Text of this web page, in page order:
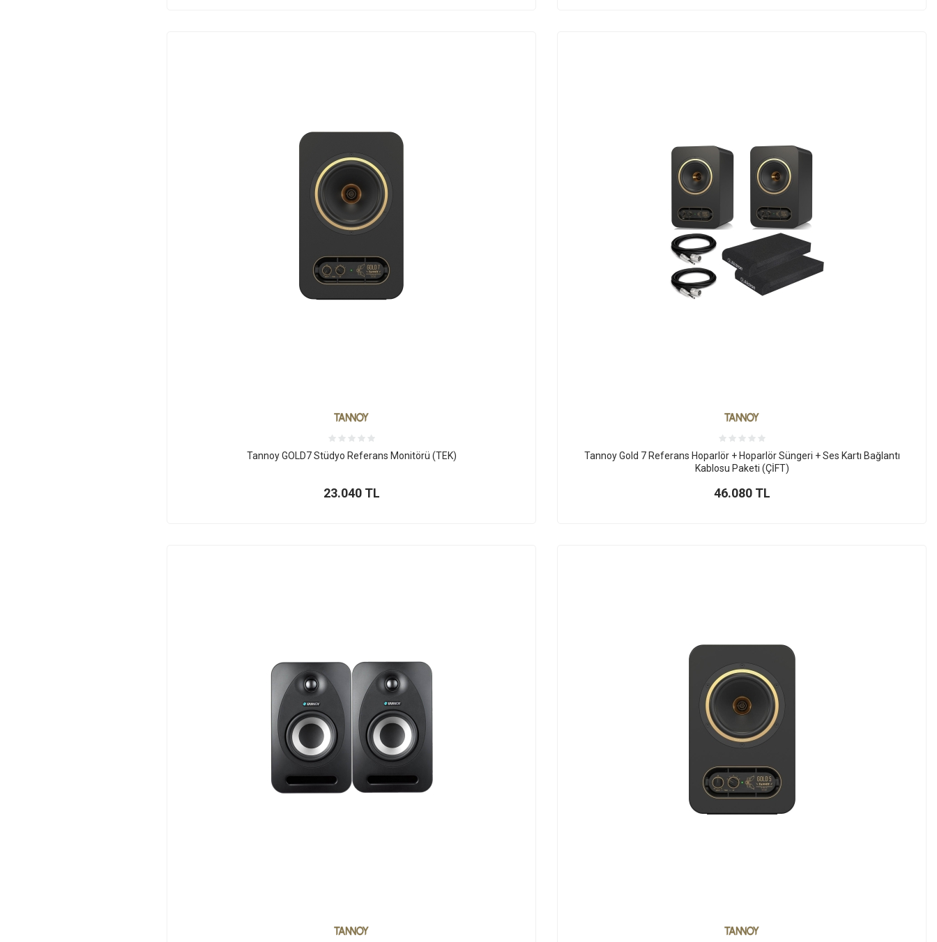
Tannoy GOLD7 Stüdyo Referans Monitörü (TEK)
23.040TL
Tannoy Gold 7 Referans Hoparlör + Hoparlör Süngeri + Ses Kartı Bağlantı
Kablosu Paketi (ÇİFT)
46.080TL